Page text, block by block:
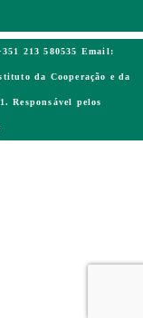
213 580535 Email:
da Cooperação e da
Responsável pelos